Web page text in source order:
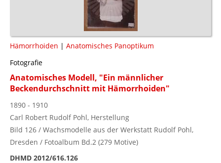
Hämorrhoiden | Anatomisches Panoptikum
Fotografie
Anatomisches Modell, "Ein männlicher
Beckendurchschnitt mit Hämorrhoiden"
1890 - 1910
Carl Robert Rudolf Pohl, Herstellung
Bild 126 / Wachsmodelle aus der Werkstatt Rudolf Pohl,
Dresden / Fotoalbum Bd.2 (279 Motive)
DHMD 2012/616.126